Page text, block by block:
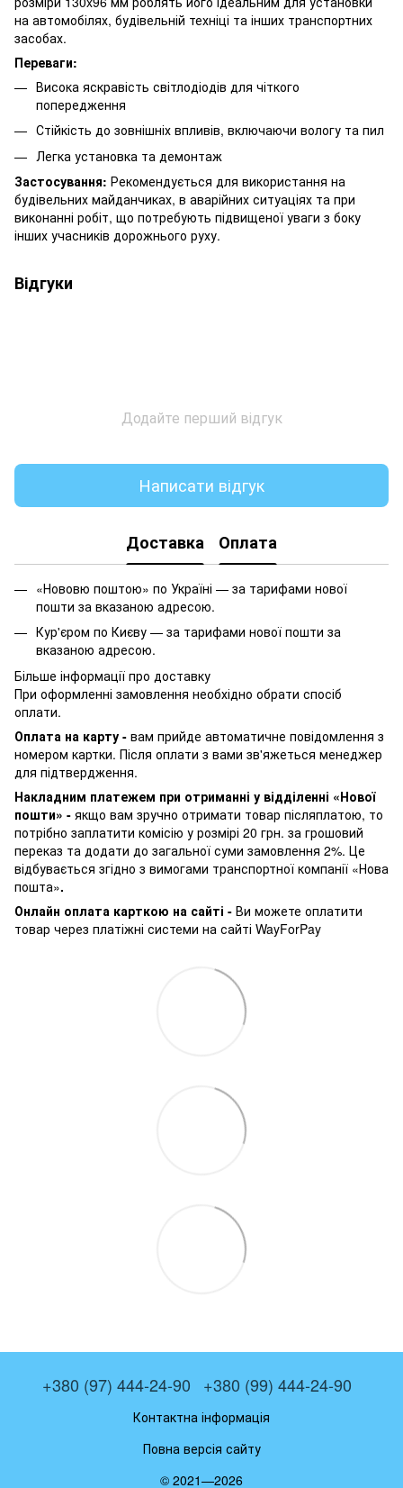
на автомобілях, будівельній техніці та інших транспортних
засобах.
Переваги:
Висока яскравість світлодіодів для чіткого
попередження
Стійкість до зовнішніх впливів, включаючи вологу та пил
Легка установка та демонтаж
Застосування: Рекомендується для використання на
будівельних майданчиках, в аварійних ситуаціях та при
виконанні робіт, що потребують підвищеної уваги з боку
інших учасників дорожнього руху.
Відгуки
Додайте перший відгук
Написати відгук
Доставка Оплата
«Нововю поштою» по Україні — за тарифами нової
пошти за вказаною адресою.
Кур'єром по Києву — за тарифами нової пошти за
вказаною адресою.
Більше інформації про доставку
При оформленні замовлення необхідно обрати спосіб
оплати.
Оплата на карту - вам прийде автоматичне повідомлення з
номером картки. Після оплати з вами зв'яжеться менеджер
для підтвердження.
Накладним платежем при отриманні у відділенні «Нової
пошти» - якщо вам зручно отримати товар післяплатою, то
потрібно заплатити комісію у розмірі 20 грн. за грошовий
переказ та додати до загальної суми замовлення 2%. Це
відбувається згідно з вимогами транспортної компанії «Нова
пошта».
Онлайн оплата карткою на сайті - Ви можете оплатити
товар через платіжні системи на сайті WayForPay
+380 (97) 444-24-90 +380 (99) 444-24-90
Контактна інформація
Повна версія сайту
© 2021—2026